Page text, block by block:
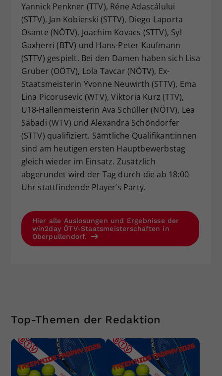
Yannick Penkner (TTV), Réne Adascálului
(STTV), Jan Kobierski (STTV), Diego Laporta
Osante (NÖTV), Joachim Kovacs (STTV), Syl
Gaxherri (BTV) und Hans-Peter Kaufmann
(STTV) gespielt. Bei den Damen haben sich Lisa
Gruber (OÖTV), Lola Tavcar (NÖTV), Ex-
Staatsmeisterin Yvonne Neuwirth (STTV), Ema
Lina Picorusevic (WTV), Viktoria Kurz (TTV),
U18-Hallenmeisterin Ava Schüller (NÖTV), Lea
Sabadi (WTV) und Alexandra Schöndorfer
(STTV) qualifiziert. Sämtliche Qualifikant:innen
sind am heutigen ersten Hauptbewerbstag
gleich wieder im Einsatz. Zusätzlich
abgerundet wird der Tag durch die ab 18:00
Uhr stattfindende Player’s Party.
Hier alle Auslosungen und Ergebnisse der
win2day ÖTV-Staatsmeisterschaften in
Oberpullendorf.
Top-Themen der Redaktion